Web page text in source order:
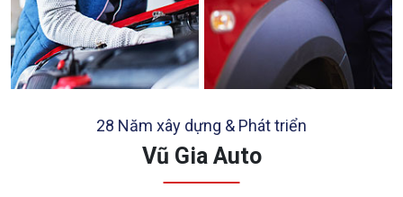
28 Năm xây dựng & Phát triển
Vũ Gia Auto